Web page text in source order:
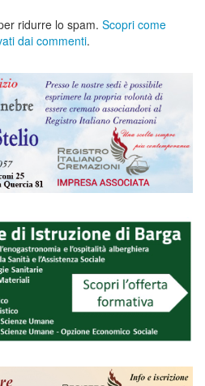
ridurre lo spam. Scopri come
dai commenti.